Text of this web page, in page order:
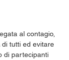
al contagio,
di tutti ed evitare
di partecipanti